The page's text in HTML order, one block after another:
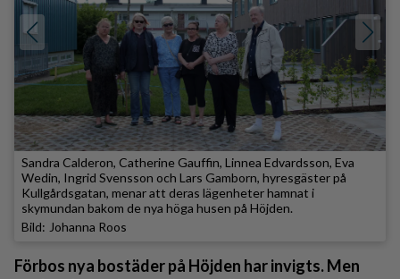
Sandra Calderon, Catherine Gauffin, Linnea Edvardsson, Eva
Wedin, Ingrid Svensson och Lars Gamborn, hyresgäster på
Kullgårdsgatan, menar att deras lägenheter hamnat i
skymundan bakom de nya höga husen på Höjden.
Johanna Roos
Förbos nya bostäder på Höjden har invigts. Men